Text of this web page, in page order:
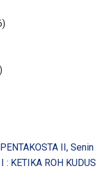
II,
: KETIKA ROH